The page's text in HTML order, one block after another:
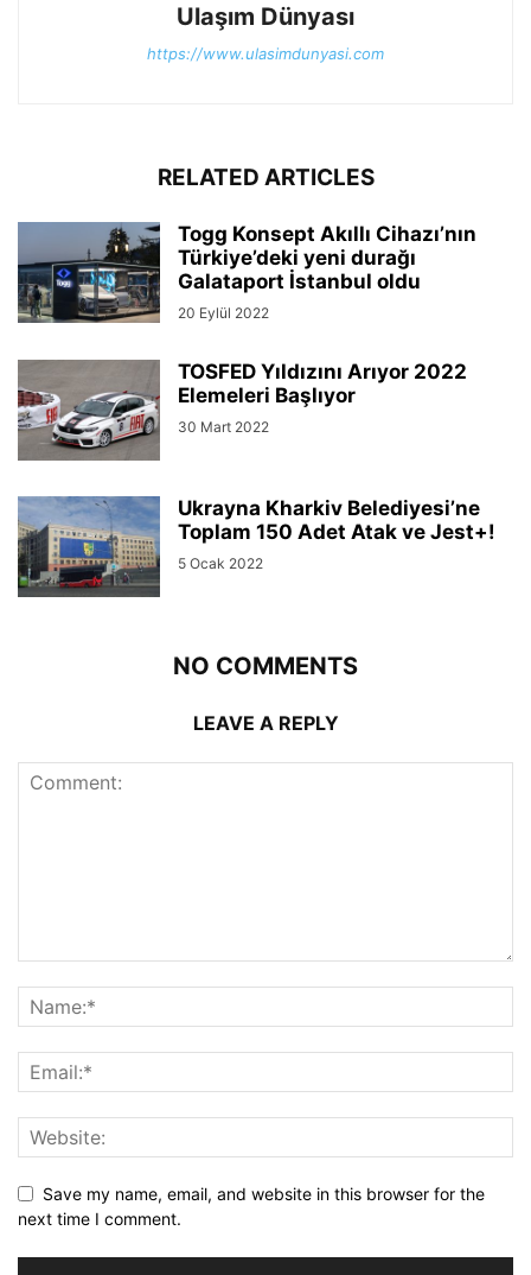
Ulaşım Dünyası
https://www.ulasimdunyasi.com
RELATED ARTICLES
Togg Konsept Akıllı Cihazı’nın
Türkiye’deki yeni durağı
Galataport İstanbul oldu
20 Eylül 2022
TOSFED Yıldızını Arıyor 2022
Elemeleri Başlıyor
30 Mart 2022
Ukrayna Kharkiv Belediyesi’ne
Toplam 150 Adet Atak ve Jest+!
5 Ocak 2022
NO COMMENTS
LEAVE A REPLY
Save my name, email, and website in this browser for the
next time I comment.